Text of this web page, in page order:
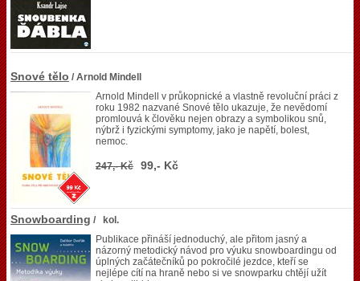
Snové tělo / Arnold Mindell
Arnold Mindell v průkopnické a vlastně revoluční práci z
roku 1982 nazvané Snové tělo ukazuje, že nevědomí
promlouvá k člověku nejen obrazy a symbolikou snů,
nýbrž i fyzickými symptomy, jako je napětí, bolest,
nemoc.
247,- Kč 99,- Kč
Snowboarding / kol.
Publikace přináší jednoduchý, ale přitom jasný a
názorný metodický návod pro výuku snowboardingu od
úplných začátečníků po pokročilé jezdce, kteří se
nejlépe cítí na hraně nebo si ve snowparku chtějí užít